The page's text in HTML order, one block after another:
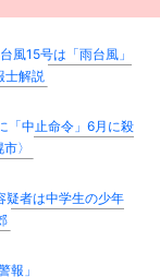
風15号は「雨台風」
解説
「中止命令」6月に殺
〉
者は中学生の少年
報」